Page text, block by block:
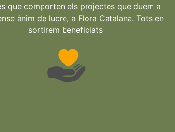
que comporten els projectes que duem a
ànim de lucre, a Flora Catalana. Tots en
sortirem beneficiats